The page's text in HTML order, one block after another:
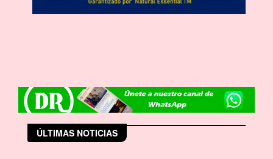
ÚLTIMAS NOTICIAS